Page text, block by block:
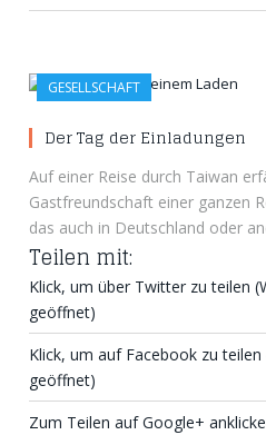
GESELLSCHAFT
Der Tag der Einladungen
Auf einer Reise durch Taiwan
Gastfreundschaft einer ganzen
das auch in Deutschland oder
Teilen mit:
Klick, um über Twitter zu teilen
geöffnet)
Klick, um auf Facebook zu
geöffnet)
Zum Teilen auf Google+